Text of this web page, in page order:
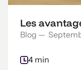
Les
Blog —
4 min